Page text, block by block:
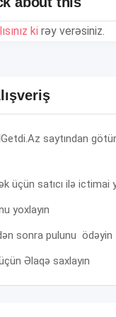
ki rəy verəsiniz.
saytından
üçün satıcı ilə ictimai
yoxlayın
sonra pulunu ödəyin
Əlaqə saxlayın